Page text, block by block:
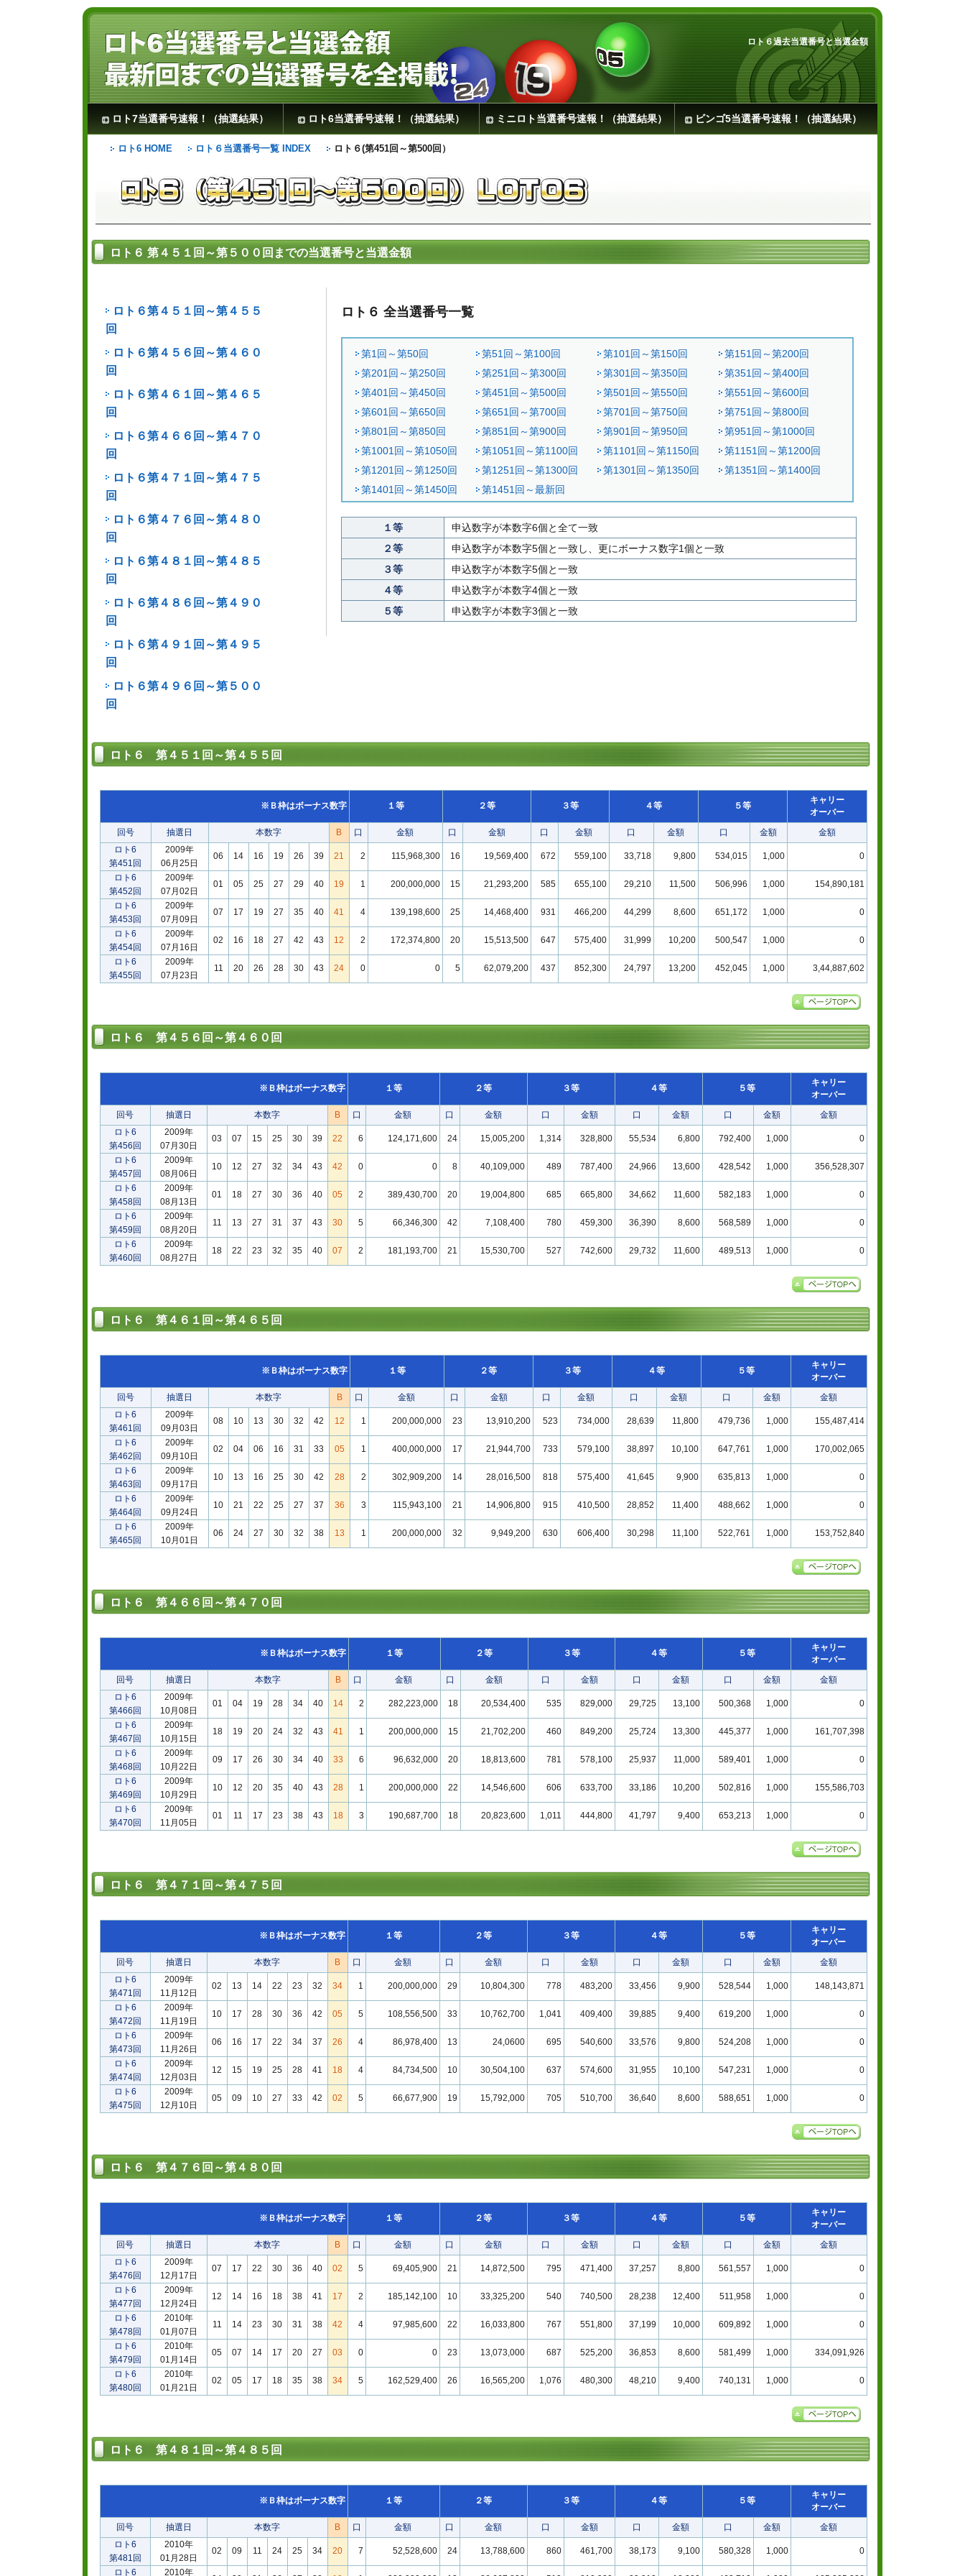
ロト６過去当選番号と当選金額
ロト7当選番号速報！（抽選結果） ロト6当選番号速報！（抽選結果） ミニロト当選番号速報！（抽選結果） ビンゴ5当選番号速報！（抽選結果）
ロト6 HOME ロト６当選番号一覧 INDEX ロト６(第451回～第500回）
ロト６ 第４５１回～第５００回までの当選番号と当選金額
ロト６第４５１回～第４５５
回
ロト６第４５６回～第４６０
回
ロト６第４６１回～第４６５
回
ロト６第４６６回～第４７０
回
ロト６第４７１回～第４７５
回
ロト６第４７６回～第４８０
回
ロト６第４８１回～第４８５
回
ロト６第４８６回～第４９０
回
ロト６第４９１回～第４９５
回
ロト６第４９６回～第５００
回
ロト６ 全当選番号一覧
第1回～第50回 第51回～第100回 第101回～第150回
第151回～第200回
第201回～第250回
第251回～第300回 第301回～第350回
第351回～第400回
第401回～第450回
第451回～第500回 第501回～第550回
第551回～第600回
第601回～第650回
第651回～第700回 第701回～第750回
第751回～第800回
第801回～第850回
第851回～第900回 第901回～第950回
第951回～第1000回
第1001回～第1050回
第1051回～第1100回 第1101回～第1150回
第1151回～第1200回
第1201回～第1250回
第1251回～第1300回 第1301回～第1350回
第1351回～第1400回
第1401回～第1450回
第1451回～最新回
１等
申込数字が本数字6個と全て一致
２等
申込数字が本数字5個と一致し、更にボーナス数字1個と一致
３等
申込数字が本数字5個と一致
４等
申込数字が本数字4個と一致
５等
申込数字が本数字3個と一致
ロト６ 第４５１回～第４５５回
※Ｂ枠はボーナス数字 １等 ２等 ３等 ４等 ５等
キャリー
オーバー
回号
抽選日 本数字 B 口 金額 口 金額 口 金額 口 金額 口 金額
金額
ロト6
第451回
2009年
06月25日
06 14 16 19 26 39 21 2 115,968,300 16 19,569,400 672 559,100 33,718 9,800 534,015 1,000 0
ロト6
第452回
2009年
07月02日
01 05 25 27 29 40 19 1 200,000,000 15 21,293,200 585 655,100 29,210 11,500 506,996 1,000 154,890,181
ロト6
第453回
2009年
07月09日
07 17 19 27 35 40 41 4 139,198,600 25 14,468,400 931 466,200 44,299 8,600 651,172 1,000 0
ロト6
第454回
2009年
07月16日
02 16 18 27 42 43 12 2 172,374,800 20 15,513,500 647 575,400 31,999 10,200 500,547 1,000 0
ロト6
第455回
2009年
07月23日
11 20 26 28 30 43 24 0 0 5 62,079,200 437 852,300 24,797 13,200 452,045 1,000 3,44,887,602
ロト６ 第４５６回～第４６０回
※Ｂ枠はボーナス数字 １等 ２等 ３等 ４等 ５等
キャリー
オーバー
回号
抽選日 本数字 B 口 金額 口 金額 口 金額 口 金額 口 金額
金額
ロト6
第456回
2009年
07月30日
03 07 15 25 30 39 22 6 124,171,600 24 15,005,200 1,314 328,800 55,534 6,800 792,400 1,000 0
ロト6
第457回
2009年
08月06日
10 12 27 32 34 43 42 0 0 8 40,109,000 489 787,400 24,966 13,600 428,542 1,000 356,528,307
ロト6
第458回
2009年
08月13日
01 18 27 30 36 40 05 2 389,430,700 20 19,004,800 685 665,800 34,662 11,600 582,183 1,000 0
ロト6
第459回
2009年
08月20日
11 13 27 31 37 43 30 5 66,346,300 42 7,108,400 780 459,300 36,390 8,600 568,589 1,000 0
ロト6
第460回
2009年
08月27日
18 22 23 32 35 40 07 2 181,193,700 21 15,530,700 527 742,600 29,732 11,600 489,513 1,000 0
ロト６ 第４６１回～第４６５回
※Ｂ枠はボーナス数字 １等 ２等 ３等 ４等 ５等
キャリー
オーバー
回号
抽選日 本数字 B 口 金額 口 金額 口 金額 口 金額 口 金額
金額
ロト6
第461回
2009年
09月03日
08 10 13 30 32 42 12 1 200,000,000 23 13,910,200 523 734,000 28,639 11,800 479,736 1,000 155,487,414
ロト6
第462回
2009年
09月10日
02 04 06 16 31 33 05 1 400,000,000 17 21,944,700 733 579,100 38,897 10,100 647,761 1,000 170,002,065
ロト6
第463回
2009年
09月17日
10 13 16 25 30 42 28 2 302,909,200 14 28,016,500 818 575,400 41,645 9,900 635,813 1,000 0
ロト6
第464回
2009年
09月24日
10 21 22 25 27 37 36 3 115,943,100 21 14,906,800 915 410,500 28,852 11,400 488,662 1,000 0
ロト6
第465回
2009年
10月01日
06 24 27 30 32 38 13 1 200,000,000 32 9,949,200 630 606,400 30,298 11,100 522,761 1,000 153,752,840
ロト６ 第４６６回～第４７０回
※Ｂ枠はボーナス数字 １等 ２等 ３等 ４等 ５等
キャリー
オーバー
回号
抽選日 本数字 B 口 金額 口 金額 口 金額 口 金額 口 金額
金額
ロト6
第466回
2009年
10月08日
01 04 19 28 34 40 14 2 282,223,000 18 20,534,400 535 829,000 29,725 13,100 500,368 1,000 0
ロト6
第467回
2009年
10月15日
18 19 20 24 32 43 41 1 200,000,000 15 21,702,200 460 849,200 25,724 13,300 445,377 1,000 161,707,398
ロト6
第468回
2009年
10月22日
09 17 26 30 34 40 33 6 96,632,000 20 18,813,600 781 578,100 25,937 11,000 589,401 1,000 0
ロト6
第469回
2009年
10月29日
10 12 20 35 40 43 28 1 200,000,000 22 14,546,600 606 633,700 33,186 10,200 502,816 1,000 155,586,703
ロト6
第470回
2009年
11月05日
01 11 17 23 38 43 18 3 190,687,700 18 20,823,600 1,011 444,800 41,797 9,400 653,213 1,000 0
ロト６ 第４７１回～第４７５回
※Ｂ枠はボーナス数字 １等 ２等 ３等 ４等 ５等
キャリー
オーバー
回号
抽選日 本数字 B 口 金額 口 金額 口 金額 口 金額 口 金額
金額
ロト6
第471回
2009年
11月12日
02 13 14 22 23 32 34 1 200,000,000 29 10,804,300 778 483,200 33,456 9,900 528,544 1,000 148,143,871
ロト6
第472回
2009年
11月19日
10 17 28 30 36 42 05 5 108,556,500 33 10,762,700 1,041 409,400 39,885 9,400 619,200 1,000 0
ロト6
第473回
2009年
11月26日
06 16 17 22 34 37 26 4 86,978,400 13 24,0600 695 540,600 33,576 9,800 524,208 1,000 0
ロト6
第474回
2009年
12月03日
12 15 19 25 28 41 18 4 84,734,500 10 30,504,100 637 574,600 31,955 10,100 547,231 1,000 0
ロト6
第475回
2009年
12月10日
05 09 10 27 33 42 02 5 66,677,900 19 15,792,000 705 510,700 36,640 8,600 588,651 1,000 0
ロト６ 第４７６回～第４８０回
※Ｂ枠はボーナス数字 １等 ２等 ３等 ４等 ５等
キャリー
オーバー
回号
抽選日 本数字 B 口 金額 口 金額 口 金額 口 金額 口 金額
金額
ロト6
第476回
2009年
12月17日
07 17 22 30 36 40 02 5 69,405,900 21 14,872,500 795 471,400 37,257 8,800 561,557 1,000 0
ロト6
第477回
2009年
12月24日
12 14 16 18 38 41 17 2 185,142,100 10 33,325,200 540 740,500 28,238 12,400 511,958 1,000 0
ロト6
第478回
2010年
01月07日
11 14 23 30 31 38 42 4 97,985,600 22 16,033,800 767 551,800 37,199 10,000 609,892 1,000 0
ロト6
第479回
2010年
01月14日
05 07 14 17 20 27 03 0 0 23 13,073,000 687 525,200 36,853 8,600 581,499 1,000 334,091,926
ロト6
第480回
2010年
01月21日
02 05 17 18 35 38 34 5 162,529,400 26 16,565,200 1,076 480,300 48,210 9,400 740,131 1,000 0
ロト６ 第４８１回～第４８５回
※Ｂ枠はボーナス数字 １等 ２等 ３等 ４等 ５等
キャリー
オーバー
回号
抽選日 本数字 B 口 金額 口 金額 口 金額 口 金額 口 金額
金額
ロト6
第481回
2010年
01月28日
02 09 11 24 25 34 20 7 52,528,600 24 13,788,600 860 461,700 38,173 9,100 580,328 1,000 0
ロト6 2010年